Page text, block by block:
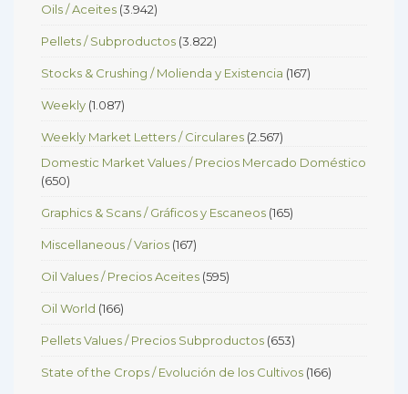
Oils / Aceites (3.942)
Pellets / Subproductos (3.822)
Stocks & Crushing / Molienda y Existencia (167)
Weekly (1.087)
Weekly Market Letters / Circulares (2.567)
Domestic Market Values / Precios Mercado Doméstico
(650)
Graphics & Scans / Gráficos y Escaneos (165)
Miscellaneous / Varios (167)
Oil Values / Precios Aceites (595)
Oil World (166)
Pellets Values / Precios Subproductos (653)
State of the Crops / Evolución de los Cultivos (166)